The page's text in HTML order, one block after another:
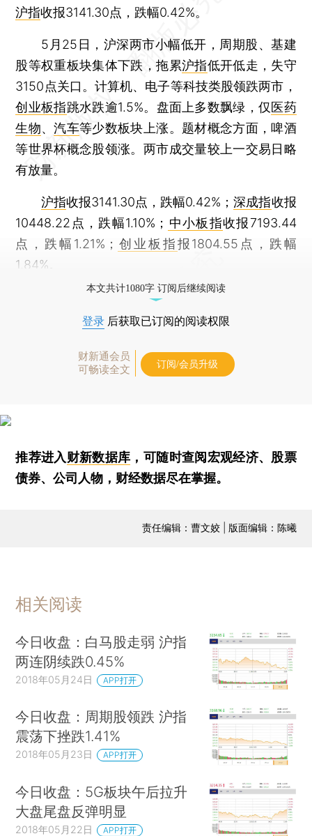
沪指收报3141.30点，跌幅0.42%。
5月25日，沪深两市小幅低开，周期股、基建
股等权重板块集体下跌，拖累沪指低开低走，失守
3150点关口。计算机、电子等科技类股领跌两市，
创业板指跳水跌逾1.5%。盘面上多数飘绿，仅医药
生物、汽车等少数板块上涨。题材概念方面，啤酒
等世界杯概念股领涨。两市成交量较上一交易日略
有放量。
沪指收报3141.30点，跌幅0.42%；深成指收报
10448.22点，跌幅1.10%； 中小板指收报7193.44
点，跌幅1.21%； 创业板指报1804.55点，跌幅
1.84%。
本文共计1080字 订阅后继续阅读
登录 后获取已订阅的阅读权限
财新通会员
可畅读全文
订阅/会员升级
推荐进入财新数据库 ，可随时查阅宏观经济、股票
债券、公司人物，财经数据尽在掌握。
责任编辑：曹文姣 | 版面编辑：陈曦
相关阅读
今日收盘：白马股走弱 沪指
两连阴续跌0.45%
2018年05月24日 APP打开
今日收盘：周期股领跌 沪指
震荡下挫跌1.41%
2018年05月23日 APP打开
今日收盘：5G板块午后拉升
大盘尾盘反弹明显
2018年05月22日 APP打开